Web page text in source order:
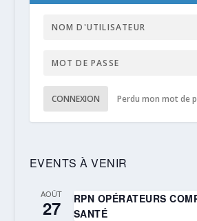
CONNEXION Perdu mon mot de
EVENTS À VENIR
AOÛT
27
RPN OPÉRATEURS
SANTÉ